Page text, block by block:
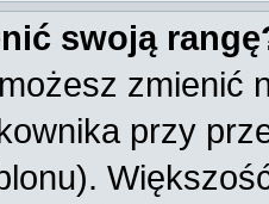
swoją
zmienić
przy